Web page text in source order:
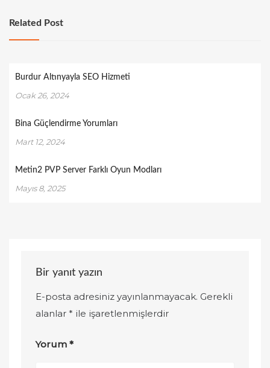
Related Post
Burdur Altınyayla SEO Hizmeti
Ocak 26, 2024
Bina Güçlendirme Yorumları
Mart 12, 2024
Metin2 PVP Server Farklı Oyun Modları
Mayıs 8, 2025
Bir yanıt yazın
E-posta adresiniz yayınlanmayacak. Gerekli
alanlar* ile işaretlenmişlerdir
Yorum*